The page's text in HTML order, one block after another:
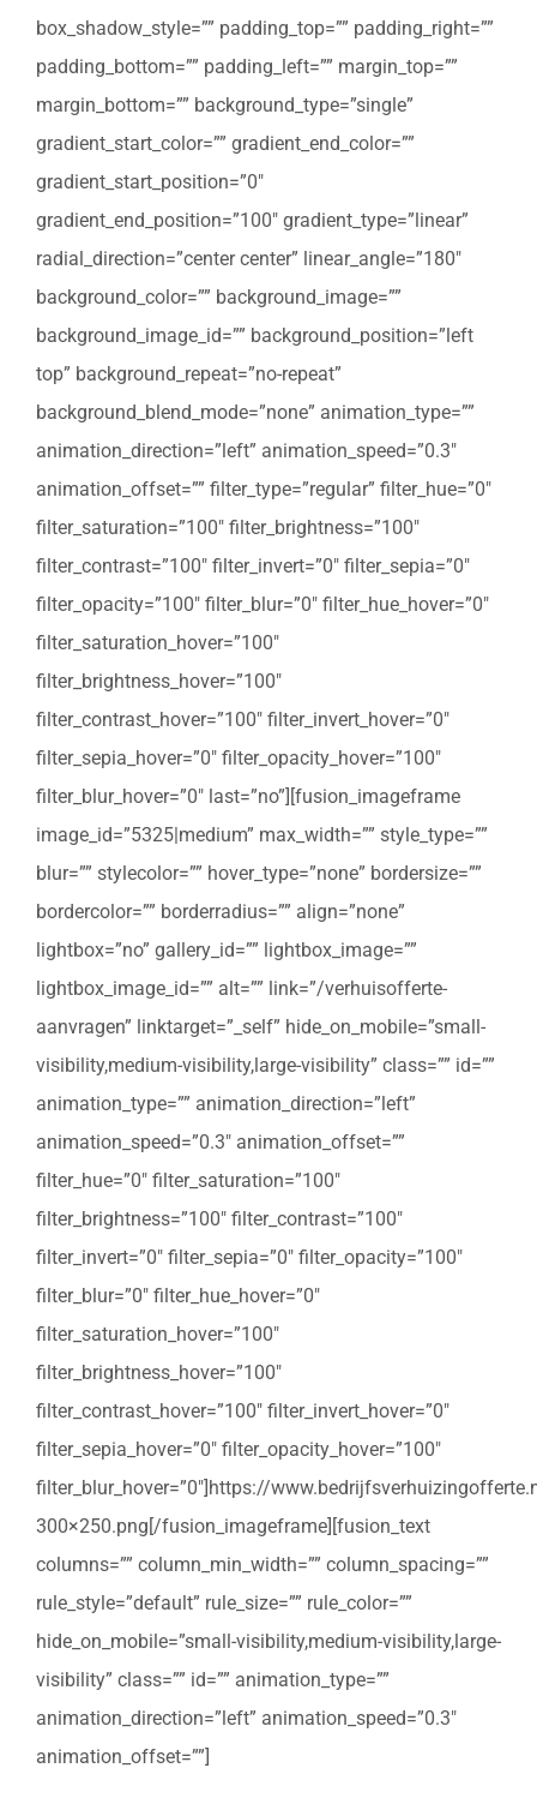
box_shadow_style=”” padding_top=”” padding_right=””
padding_bottom=”” padding_left=”” margin_top=””
margin_bottom=”” background_type=”single”
gradient_start_color=”” gradient_end_color=””
gradient_start_position=”0″
gradient_end_position=”100″ gradient_type=”linear”
radial_direction=”center center” linear_angle=”180″
background_color=”” background_image=””
background_image_id=”” background_position=”left
top” background_repeat=”no-repeat”
background_blend_mode=”none” animation_type=””
animation_direction=”left” animation_speed=”0.3″
animation_offset=”” filter_type=”regular” filter_hue=”0″
filter_saturation=”100″ filter_brightness=”100″
filter_contrast=”100″ filter_invert=”0″ filter_sepia=”0″
filter_opacity=”100″ filter_blur=”0″ filter_hue_hover=”0″
filter_saturation_hover=”100″
filter_brightness_hover=”100″
filter_contrast_hover=”100″ filter_invert_hover=”0″
filter_sepia_hover=”0″ filter_opacity_hover=”100″
filter_blur_hover=”0″ last=”no”][fusion_imageframe
image_id=”5325|medium” max_width=”” style_type=””
blur=”” stylecolor=”” hover_type=”none” bordersize=””
bordercolor=”” borderradius=”” align=”none”
lightbox=”no” gallery_id=”” lightbox_image=””
lightbox_image_id=”” alt=”” link=”/verhuisofferte-
aanvragen” linktarget=”_self” hide_on_mobile=”small-
visibility,medium-visibility,large-visibility” class=”” id=””
animation_type=”” animation_direction=”left”
animation_speed=”0.3″ animation_offset=””
filter_hue=”0″ filter_saturation=”100″
filter_brightness=”100″ filter_contrast=”100″
filter_invert=”0″ filter_sepia=”0″ filter_opacity=”100″
filter_blur=”0″ filter_hue_hover=”0″
filter_saturation_hover=”100″
filter_brightness_hover=”100″
filter_contrast_hover=”100″ filter_invert_hover=”0″
filter_sepia_hover=”0″ filter_opacity_hover=”100″
filter_blur_hover=”0″]https://
300×250.png[/fusion_imageframe][fusion_text
columns=”” column_min_width=”” column_spacing=””
rule_style=”default” rule_size=”” rule_color=””
hide_on_mobile=”small-visibility,medium-visibility,large-
visibility” class=”” id=”” animation_type=””
animation_direction=”left” animation_speed=”0.3″
animation_offset=””]